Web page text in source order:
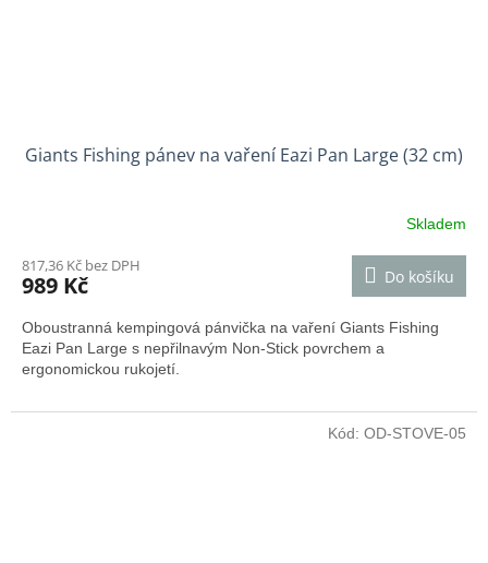
Giants Fishing pánev na vaření Eazi Pan Large (32 cm)
Skladem
817,36 Kč bez DPH
989 Kč Do košíku
Oboustranná kempingová pánvička na vaření Giants Fishing
Eazi Pan Large s nepřilnavým Non-Stick povrchem a
ergonomickou rukojetí.
Kód: OD-STOVE-05